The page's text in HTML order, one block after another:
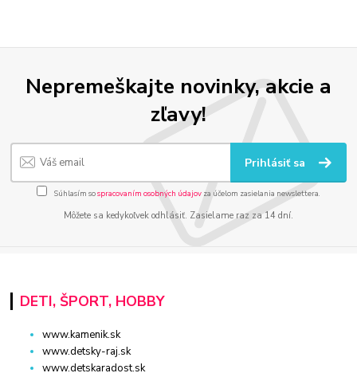
Nepremeškajte novinky, akcie a
zľavy!
Prihlásiť sa
Súhlasím sospracovaním osobných údajov za účelom zasielania newslettera.
Môžete sa kedykoľvek odhlásiť. Zasielame raz za 14 dní.
DETI, ŠPORT, HOBBY
www.kamenik.sk
www.detsky-raj.sk
www.detskaradost.sk